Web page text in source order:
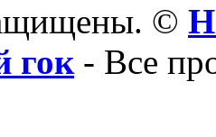
©
гок- Все